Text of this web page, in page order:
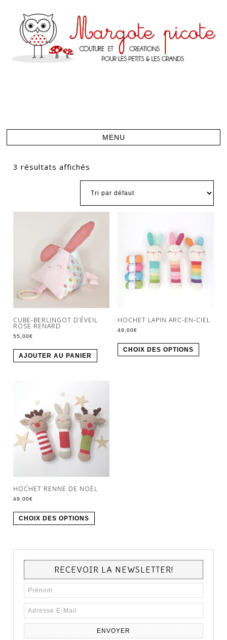
3 résultats affichés
CUBE-BERLINGOT D’ÉVEIL
ROSE RENARD
55,00€
AJOUTER AU PANIER
HOCHET LAPIN ARC-EN-CIEL
49,00€
CHOIX DES OPTIONS
HOCHET RENNE DE NOËL
49,00€
CHOIX DES OPTIONS
RECEVOIR LA NEWSLETTER!